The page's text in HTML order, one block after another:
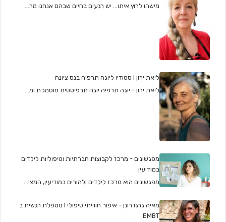
מישהו לרוץ איתו... יש רגעים בחיים שבהם אנחנו מר...
ליאת ירון I סטודיו ליוגה תרפיה בנס ציונה
ליאת ירון - יוגה תרפיה יוגה תרפיסטית מוסמכת ומ...
מפגשונים - מרכז לקבוצות חברתיות וטיפוליות לילדים
במודיעין
מפגשונים הוא מרכז לילדים ולהורים במודיעין, המצי...
מאיה גרגו רונן - איפור חווייתי טיפולי I מטפלת רגשית ב
EMBT